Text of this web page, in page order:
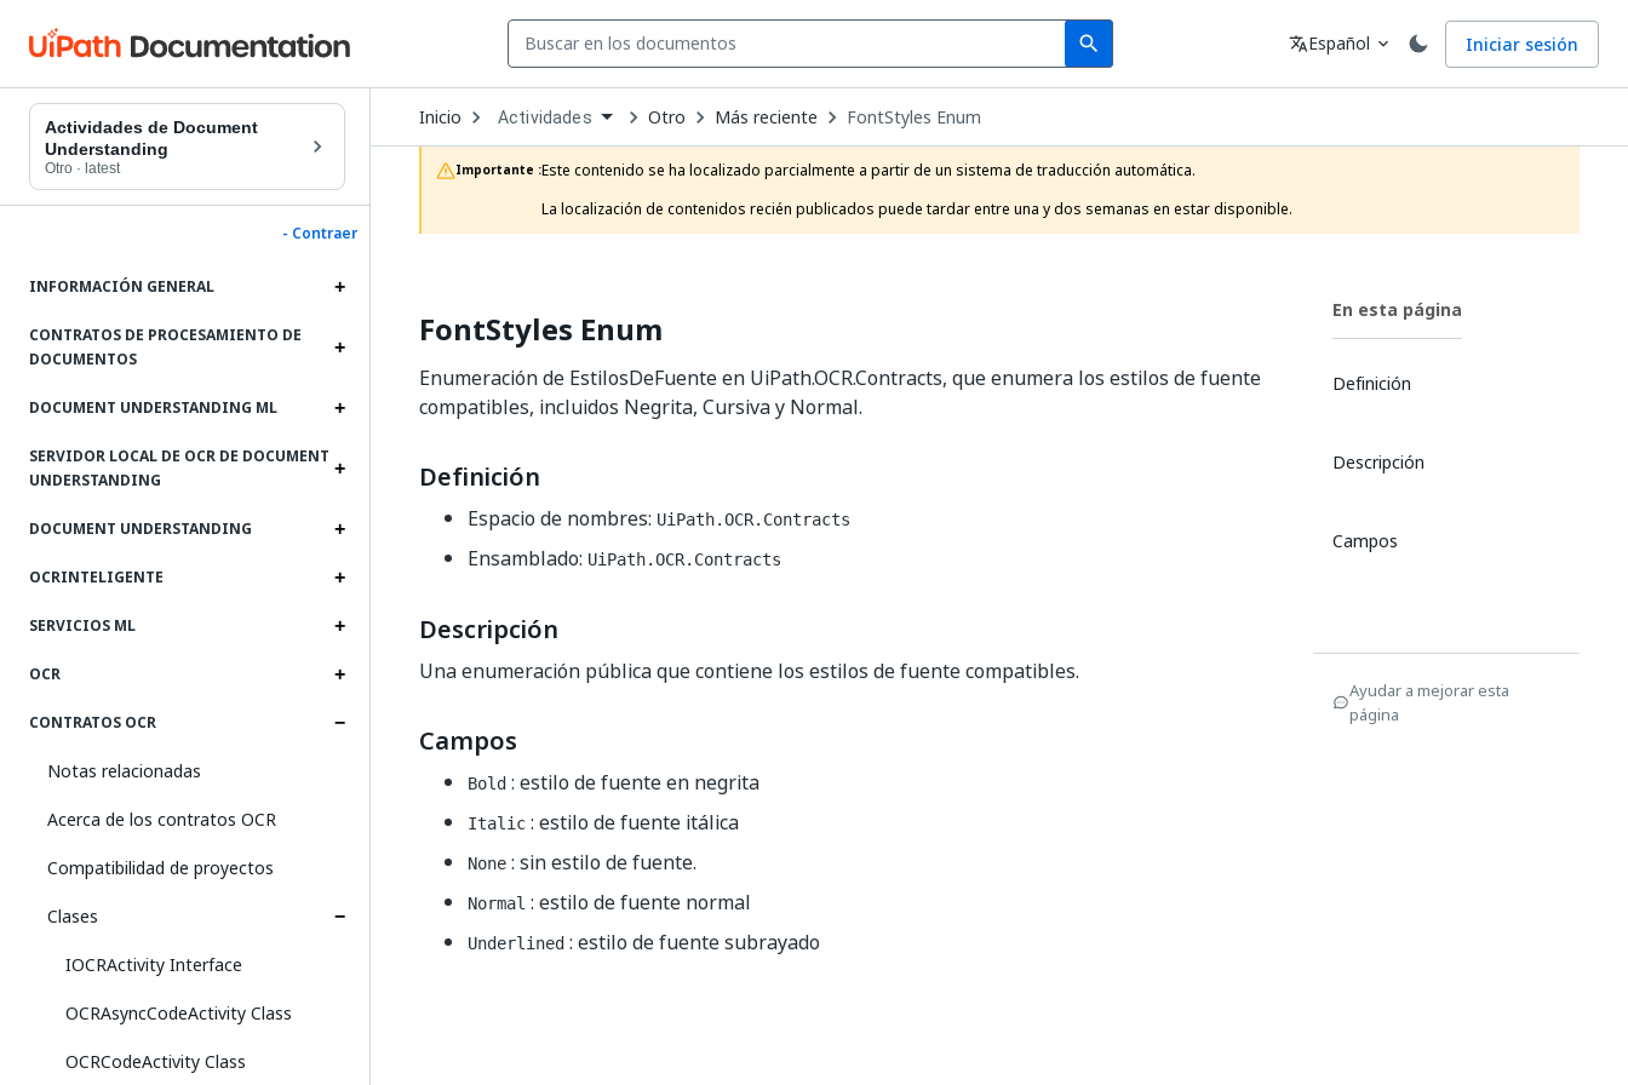
search
Search Idioma
translateEspañol expand_more Iniciar sesión
Actividades de Document
Understanding
Otro · latest
- Contraer
INFORMACIÓN GENERAL
CONTRATOS DE PROCESAMIENTO DE
DOCUMENTOS
DOCUMENT UNDERSTANDING ML
SERVIDOR LOCAL DE OCR DE DOCUMENT
UNDERSTANDING
DOCUMENT UNDERSTANDING
OCRINTELIGENTE
SERVICIOS ML
OCR
CONTRATOS OCR
Notas relacionadas
Acerca de los contratos OCR
Compatibilidad de proyectos
Clases
IOCRActivity Interface
OCRAsyncCodeActivity Class
OCRCodeActivity Class
Inicio Open
Dropdown
to
choose
product
Actividades Otro Más reciente FontStyles Enum
Importante :Este contenido se ha localizado parcialmente a partir de un sistema de traducción automática.
La localización de contenidos recién publicados puede tardar entre una y dos semanas en estar disponible.
FontStyles Enum
Enumeración de EstilosDeFuente en UiPath.OCR.Contracts, que enumera los estilos de fuente
compatibles, incluidos Negrita, Cursiva y Normal.
Definición
Espacio de nombres: UiPath.OCR.Contracts
Ensamblado: UiPath.OCR.Contracts
Descripción
Una enumeración pública que contiene los estilos de fuente compatibles.
Campos
Bold : estilo de fuente en negrita
Italic : estilo de fuente itálica
None : sin estilo de fuente.
Normal : estilo de fuente normal
Underlined : estilo de fuente subrayado
En esta página
Definición
Descripción
Campos
Ayudar a mejorar esta
página